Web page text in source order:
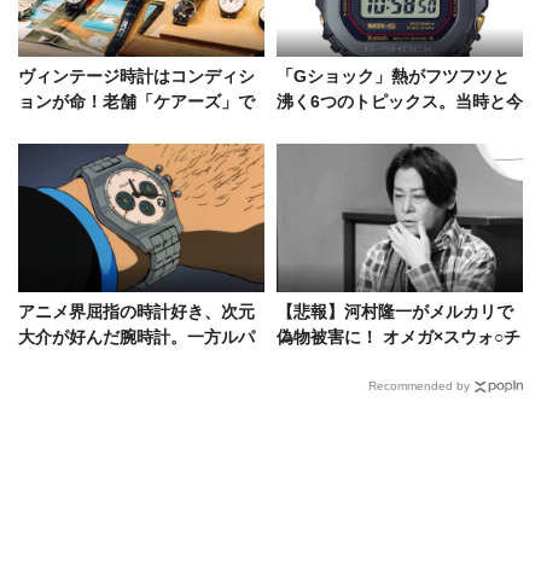
ヴィンテージ時計はコンディシ
ョンが命！老舗「ケアーズ」で
「Gショック」熱がフツフツと
沸く6つのトピックス。当時と今
アニメ界屈指の時計好き、次元
大介が好んだ腕時計。一方ルパ
【悲報】河村隆一がメルカリで
偽物被害に！ オメガ×スウォ○チ
Recommended by